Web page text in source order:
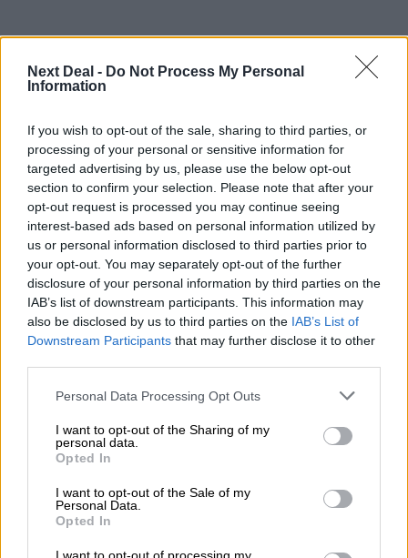
Next Deal - Do Not Process My Personal
Information
If you wish to opt-out of the sale, sharing to third parties, or
processing of your personal or sensitive information for
targeted advertising by us, please use the below opt-out
section to confirm your selection. Please note that after your
opt-out request is processed you may continue seeing
interest-based ads based on personal information utilized by
us or personal information disclosed to third parties prior to
your opt-out. You may separately opt-out of the further
disclosure of your personal information by third parties on the
IAB’s list of downstream participants. This information may
also be disclosed by us to third parties on the IAB’s List of
Downstream Participants that may further disclose it to other
Personal Data Processing Opt Outs
I want to opt-out of the Sharing of my
personal data.
Opted In
I want to opt-out of the Sale of my
Personal Data.
Opted In
Ροή ειδήσεων Δημοφιλή
13:16
Χρήστος Γεωργόπουλος – «ΕΡΡΙΚΟΣ ΝΤΥΝΑΝ»/ΚΕΝΤΡΟ
ΑΝΑΠΛΑΣΗ
Allianz: Ισχυρές επιδόσεις στο α’ εξάμηνο του 2026 – Ο Oliver
Bäte συνδέει τα αποτελέσματα με το κλείσιμο του
«protection gap»
Οι αισθητήρες βλέπουν καλύτερα από τον άνθρωπο. Πάντα;
Generali: Αποτελέσματα Α' Εξαμήνου - Εξαιρετική ανάπτυξη
στα Λειτουργικά και Προσαρμοσμένα Καθαρά Αποτελέσματα
με συμβολή από όλες τις επιχειρηματικές δραστηριότητες